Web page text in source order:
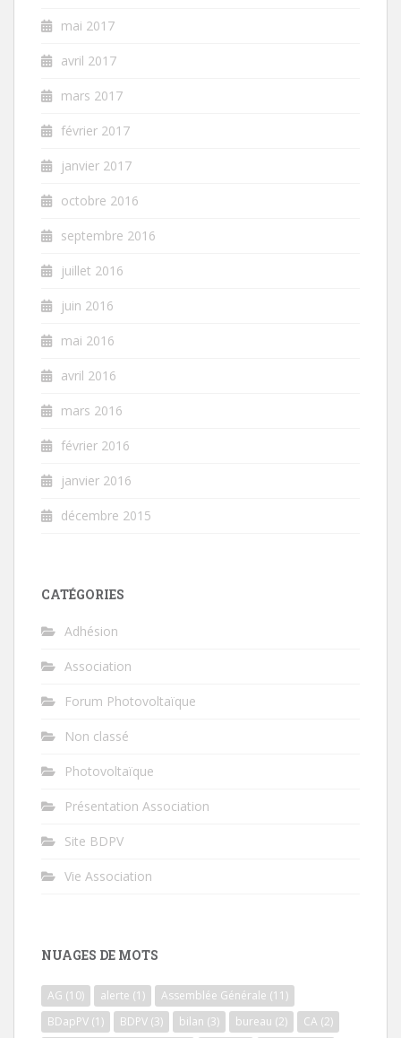
mai 2017
avril 2017
mars 2017
février 2017
janvier 2017
octobre 2016
septembre 2016
juillet 2016
juin 2016
mai 2016
avril 2016
mars 2016
février 2016
janvier 2016
décembre 2015
CATÉGORIES
Adhésion
Association
Forum Photovoltaïque
Non classé
Photovoltaïque
Présentation Association
Site BDPV
Vie Association
NUAGES DE MOTS
AG (10) alerte (1) Assemblée Générale (11)
BDapPV (1) BDPV (3) bilan (3) bureau (2) CA (2)